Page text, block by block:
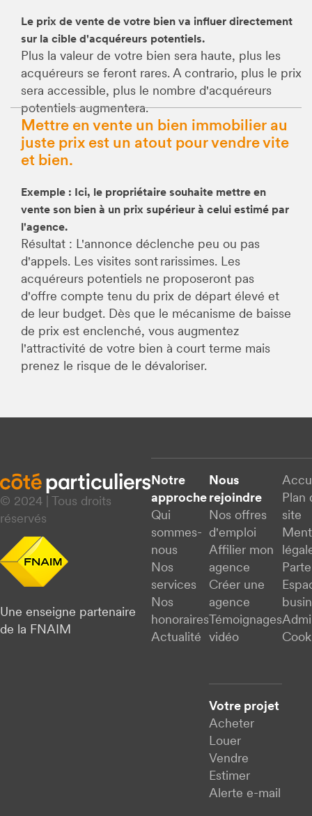
Le prix de vente de votre bien va influer directement
sur la cible d'acquéreurs potentiels.
Plus la valeur de votre bien sera haute, plus les
acquéreurs se feront rares. A contrario, plus le prix
sera accessible, plus le nombre d'acquéreurs
potentiels augmentera.
Mettre en vente un bien immobilier au
juste prix est un atout pour vendre vite
et bien.
Exemple : Ici, le propriétaire souhaite mettre en
vente son bien à un prix supérieur à celui estimé par
l'agence.
Résultat : L'annonce déclenche peu ou pas
d'appels. Les visites sont rarissimes. Les
acquéreurs potentiels ne proposeront pas
d'offre compte tenu du prix de départ élevé et
de leur budget. Dès que le mécanisme de baisse
de prix est enclenché, vous augmentez
l'attractivité de votre bien à court terme mais
prenez le risque de le dévaloriser.
© 2024 | Tous droits
réservés
Une enseigne partenaire
de la FNAIM
Notre
approche
Qui
sommes-
nous
Nos
services
Nos
honoraires
Actualité
Nous
rejoindre
Nos offres
d'emploi
Affilier mon
agence
Créer une
agence
Témoignages
vidéo
Votre projet
Acheter
Louer
Vendre
Estimer
Alerte e-mail
Plan
site